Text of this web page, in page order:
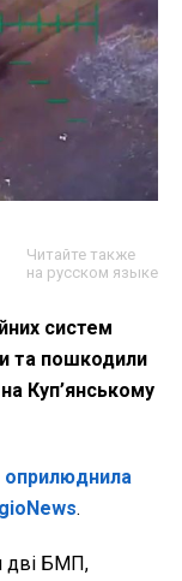
Читайте также
на русском языке
систем
та пошкодили
Куп’янському
оприлюднила
.
дві БМП,